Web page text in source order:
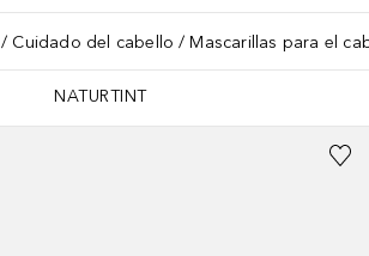
Cuidado del cabello Mascarillas para el
NATURTINT